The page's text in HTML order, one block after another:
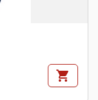
shopping_cart